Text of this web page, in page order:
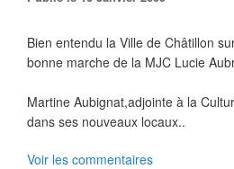
Bien entendu la Ville de Châtillon
bonne marche de la MJC Lucie
Martine Aubignat,adjointe à la
dans ses nouveaux locaux..
Voir les commentaires